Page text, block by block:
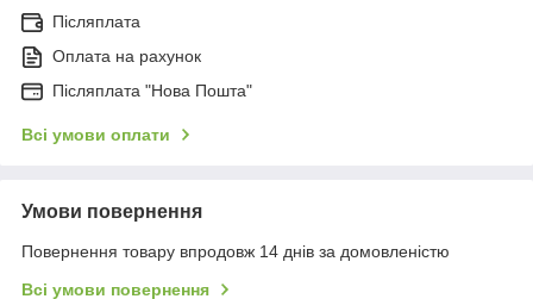
Післяплата
Оплата на рахунок
Післяплата "Нова Пошта"
Всі умови оплати
Умови повернення
Повернення товару впродовж 14 днів за домовленістю
Всі умови повернення